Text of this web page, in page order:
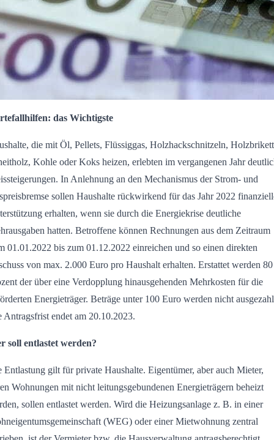
das Wichtigste
die mit Öl, Pellets, Flüssiggas, Holzhackschnitzeln,
Kohle oder Koks heizen, erlebten im vergangenen Jahr
In Anlehnung an den Mechanismus der Strom- und
sollen Haushalte rückwirkend für das Jahr 2022
erhalten, wenn sie durch die Energiekrise deutliche
hatten. Betroffene können Rechnungen aus dem Zeitraum
01.01.2022 bis zum 01.12.2022 einreichen und so einen direkten
von max. 2.000 Euro pro Haushalt erhalten. Erstattet werden 80
der über eine Verdopplung hinausgehenden Mehrkosten für die
Energieträger. Beträge unter 100 Euro werden nicht
Antragsfrist endet am 20.10.2023.
soll entlastet werden?
Entlastung gilt für private Haushalte. Eigentümer, aber auch Mieter,
Wohnungen mit nicht leitungsgebundenen Energieträgern beheizt
sollen entlastet werden. Wird die Heizungsanlage z. B. in einer
(WEG) oder einer Mietwohnung zentral